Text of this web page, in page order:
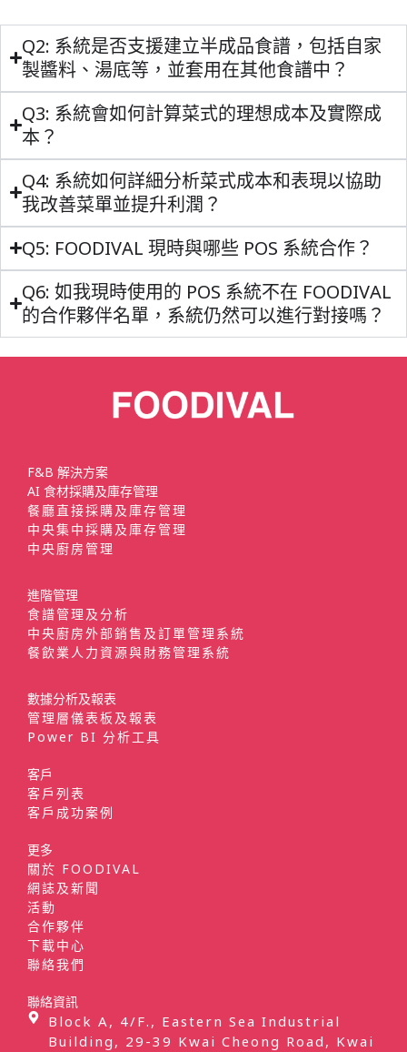
Q2: 系統是否支援建立半成品食譜，包括自家
製醬料、湯底等，並套用在其他食譜中？
Q3: 系統會如何計算菜式的理想成本及實際成
本？
Q4: 系統如何詳細分析菜式成本和表現以協助
我改善菜單並提升利潤？
Q5: FOODIVAL 現時與哪些 POS 系統合作？
Q6: 如我現時使用的 POS 系統不在 FOODIVAL
的合作夥伴名單，系統仍然可以進行對接嗎？
F&B 解決方案
AI 食材採購及庫存管理
餐廳直接採購及庫存管理
中央集中採購及庫存管理
中央廚房管理
進階管理
食譜管理及分析
中央廚房外部銷售及訂單管理系統
餐飲業人力資源與財務管理系統
數據分析及報表
管理層儀表板及報表
Power BI 分析工具
客戶
客戶列表
客戶成功案例
更多
關於 FOODIVAL
網誌及新聞
活動
合作夥伴
下載中心
聯絡我們
聯絡資訊
Block A, 4/F., Eastern Sea Industrial
Building, 29-39 Kwai Cheong Road, Kwai